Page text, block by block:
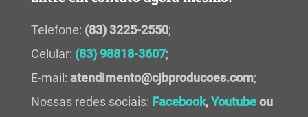
Telefone: (83) 3225-2550;
Celular: (83) 98818-3607;
E-mail: atendimento@cjbproducoes.com;
Nossas redes sociais: Facebook,Youtubeou